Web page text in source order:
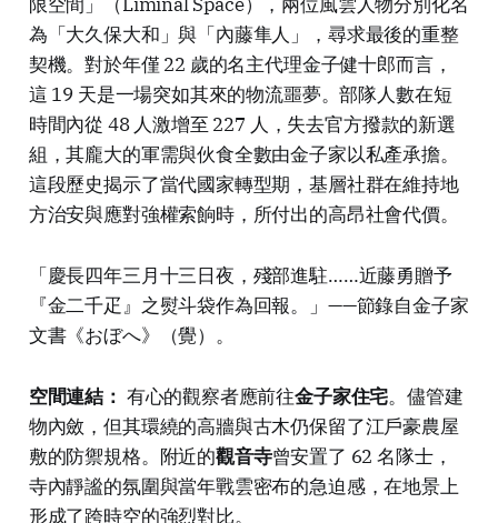
為「大久保大和」與「內藤隼人」，尋求最後的重整
契機。對於年僅 22 歲的名主代理金子健十郎而言，
這 19 天是一場突如其來的物流噩夢。部隊人數在短
時間內從 48 人激增至 227 人，失去官方撥款的新選
組，其龐大的軍需與伙食全數由金子家以私產承擔。
這段歷史揭示了當代國家轉型期，基層社群在維持地
方治安與應對強權索餉時，所付出的高昂社會代價。
「慶長四年三月十三日夜，殘部進駐……近藤勇贈予
『金二千疋』之熨斗袋作為回報。」——節錄自金子家
文書《おぼへ》（覺）。
空間連結： 有心的觀察者應前往金子家住宅。儘管建
物內斂，但其環繞的高牆與古木仍保留了江戶豪農屋
敷的防禦規格。附近的觀音寺曾安置了 62 名隊士，
寺內靜謐的氛圍與當年戰雲密布的急迫感，在地景上
形成了跨時空的強烈對比。